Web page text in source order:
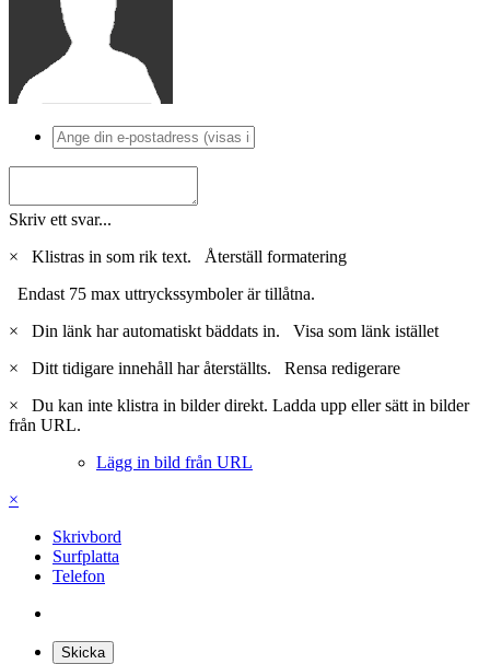
Skriv ett svar...
×
Klistras in som rik text. Återställ formatering
Endast 75 max uttryckssymboler är tillåtna.
×
Din länk har automatiskt bäddats in. Visa som länk istället
×
Ditt tidigare innehåll har återställts. Rensa redigerare
×
Du kan inte klistra in bilder direkt. Ladda upp eller sätt in bilder
från URL.
Lägg in bild från URL
×
Skrivbord
Surfplatta
Telefon
Skicka